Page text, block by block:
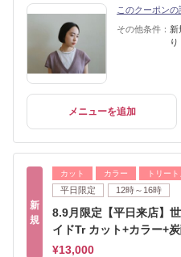
このクーポンの
その他条件： 新
り
メニューを追加
新
規
カット カラー トリー
平日限定 12時～16時
8.9月限定【平日来店】
イドTr カット+カラー+
¥13,000